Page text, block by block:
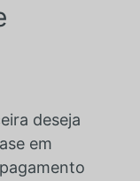
deseja
em